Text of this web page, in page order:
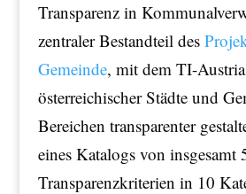
Transparenz in
zentraler Bestandteil des
Gemeinde, mit dem TI-
österreichischer Städte und
Bereichen transparenter
eines Katalogs von insgesamt
Transparenzkriterien in 10